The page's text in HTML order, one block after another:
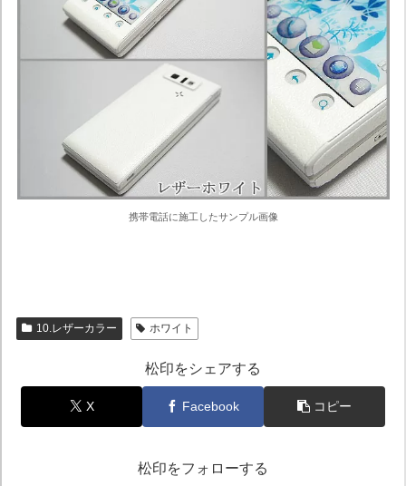
携帯電話に施工したサンプル画像
10.レザーカラー ホワイト
松印をシェアする
X Facebook コピー
松印をフォローする